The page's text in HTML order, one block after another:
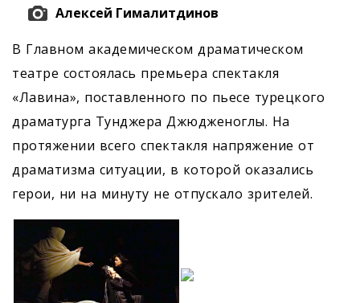
Алексей Гималитдинов
В Главном академическом драматическом
театре состоялась премьера спектакля
«Лавина», поставленного по пьесе турецкого
драматурга Тунджера Джюдженоглы. На
протяжении всего спектакля напряжение от
драматизма ситуации, в которой оказались
герои, ни на минуту не отпускало зрителей.